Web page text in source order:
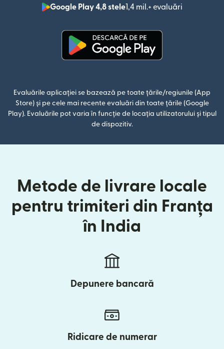
Google Play 4,8 stele1,4 mil.+ evaluări
(se
Evaluările aplicației se bazează pe toate țările/regiunile (App
Store) și pe cele mai recente evaluări din toate țările (Google
Play). Evaluările pot varia în funcție de locația utilizatorului și tipul
de dispozitiv.
Metode de livrare locale
pentru trimiteri din Franța
în India
Depunere bancară
Ridicare de numerar